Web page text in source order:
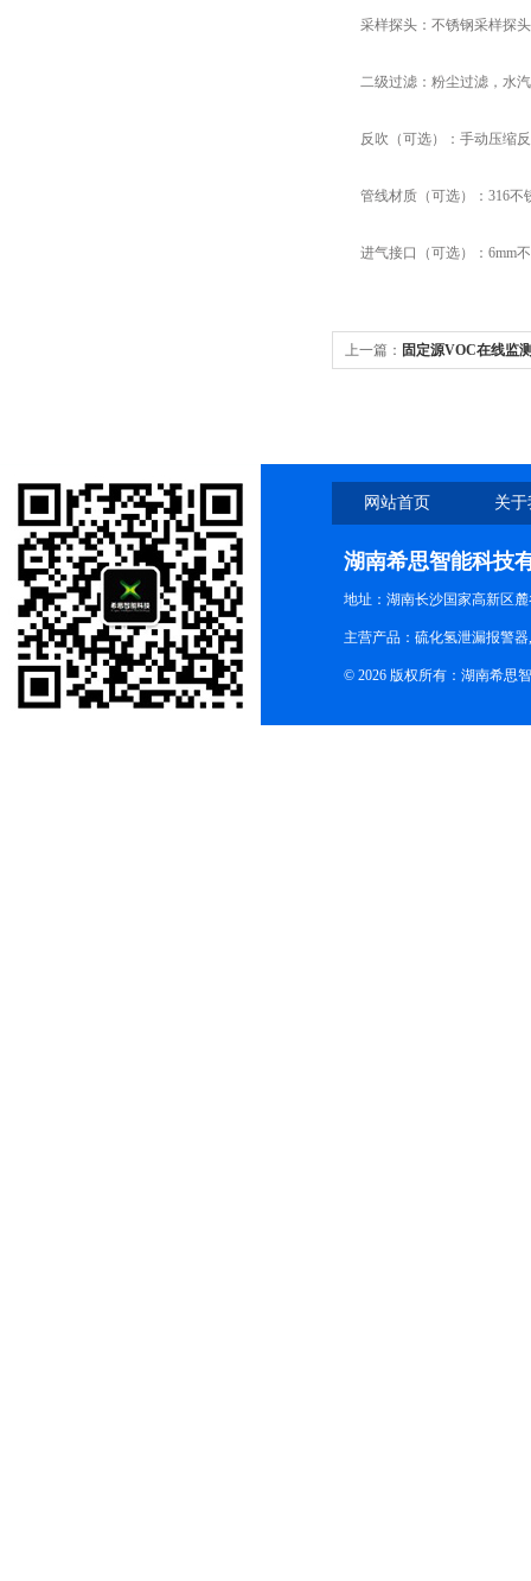
采样探头：不锈钢采样探头
二级过滤：粉尘过滤，水
反吹（可选）：手动压缩反
管线材质（可选）：316不
进气接口（可选）：6mm不
上一篇： 固定源VOC在线监
网站首页 关
湖南希思智能科技
地址：湖南长沙国家高新区
主营产品：硫化氢泄漏报警
© 2026 版权所有：湖南希思